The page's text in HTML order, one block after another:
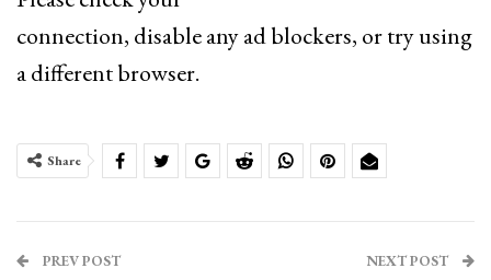
connection, disable any ad blockers, or try using
a different browser.
Share
PREV POST NEXT POST